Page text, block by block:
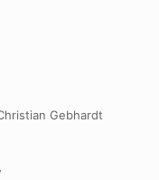
Gebhardt